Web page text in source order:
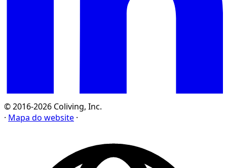
© 2016-2026 Coliving, Inc.
· Mapa do website ·